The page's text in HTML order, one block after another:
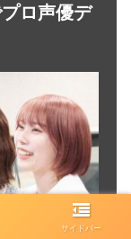
ロ声優デ
サイドバー